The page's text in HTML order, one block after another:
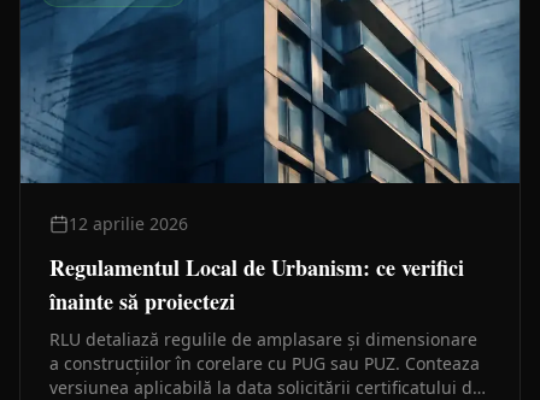
12 aprilie 2026
Regulamentul Local de Urbanism: ce verifici
înainte să proiectezi
RLU detaliază regulile de amplasare și dimensionare
a construcțiilor în corelare cu PUG sau PUZ. Conteaza
versiunea aplicabilă la data solicitării certificatului de